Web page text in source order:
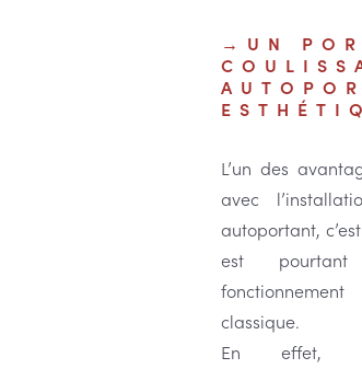
UN
L’un des
avec
autoportant,
est
classique.
En effet,